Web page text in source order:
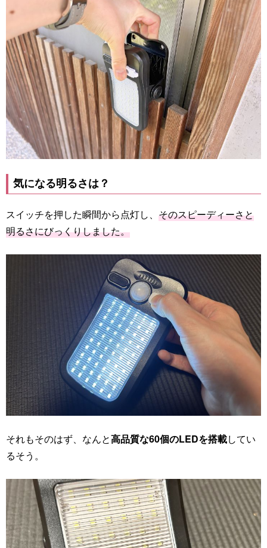
気になる明るさは？
スイッチを押した瞬間から点灯し、 そのスピーディーさと
明るさにびっくりしました。
それもそのはず、なんと高品質な60個のLEDを搭載してい
るそう。